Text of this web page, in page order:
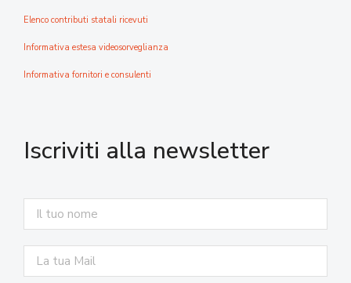
Elenco contributi statali ricevuti
Informativa estesa videosorveglianza
Informativa fornitori e consulenti
Iscriviti alla newsletter